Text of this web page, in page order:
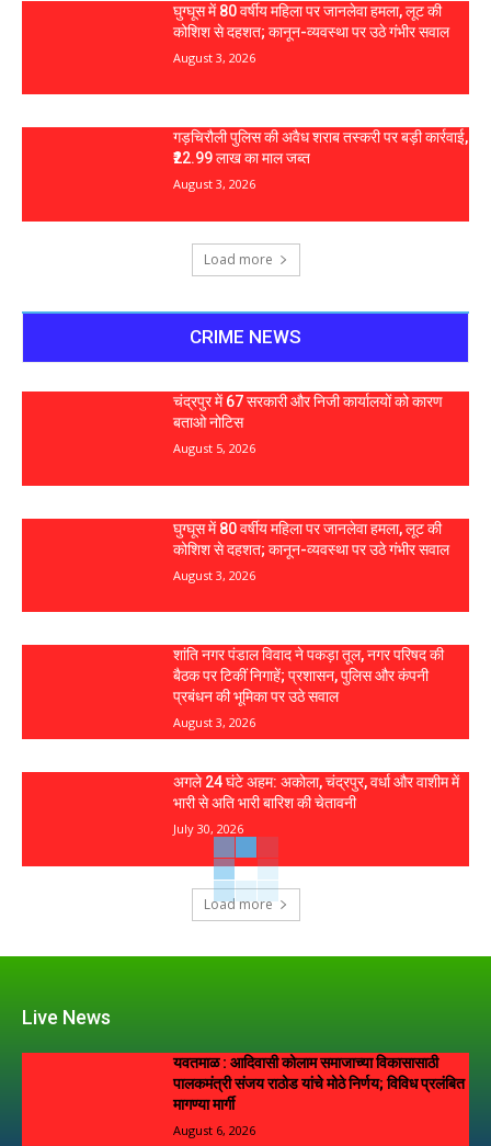
घुग्घूस में 80 वर्षीय महिला पर जानलेवा हमला, लूट की
कोशिश से दहशत; कानून-व्यवस्था पर उठे गंभीर सवाल
August 3, 2026
गड़चिरौली पुलिस की अवैध शराब तस्करी पर बड़ी कार्रवाई,
₹22.99 लाख का माल जब्त
August 3, 2026
Load more
CRIME NEWS
चंद्रपुर में 67 सरकारी और निजी कार्यालयों को कारण
बताओ नोटिस
August 5, 2026
घुग्घूस में 80 वर्षीय महिला पर जानलेवा हमला, लूट की
कोशिश से दहशत; कानून-व्यवस्था पर उठे गंभीर सवाल
August 3, 2026
शांति नगर पंडाल विवाद ने पकड़ा तूल, नगर परिषद की
बैठक पर टिकीं निगाहें; प्रशासन, पुलिस और कंपनी
प्रबंधन की भूमिका पर उठे सवाल
August 3, 2026
अगले 24 घंटे अहम: अकोला, चंद्रपुर, वर्धा और वाशीम में
भारी से अति भारी बारिश की चेतावनी
July 30, 2026
Load more
Live News
यवतमाळ : आदिवासी कोलाम समाजाच्या विकासासाठी
पालकमंत्री संजय राठोड यांचे मोठे निर्णय; विविध प्रलंबित
मागण्या मार्गी
August 6, 2026